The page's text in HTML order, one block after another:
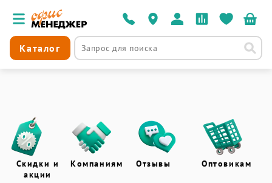
Каталог
Скидки и
акции
Компаниям Отзывы Оптовикам